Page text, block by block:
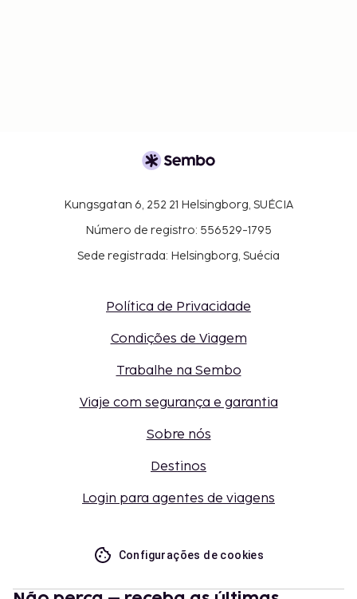
Kungsgatan 6, 252 21 Helsingborg, SUÉCIA
Número de registro: 556529-1795
Sede registrada: Helsingborg, Suécia
Política de Privacidade
Condições de Viagem
Trabalhe na Sembo
Viaje com segurança e garantia
Sobre nós
Destinos
Login para agentes de viagens
Configurações de cookies